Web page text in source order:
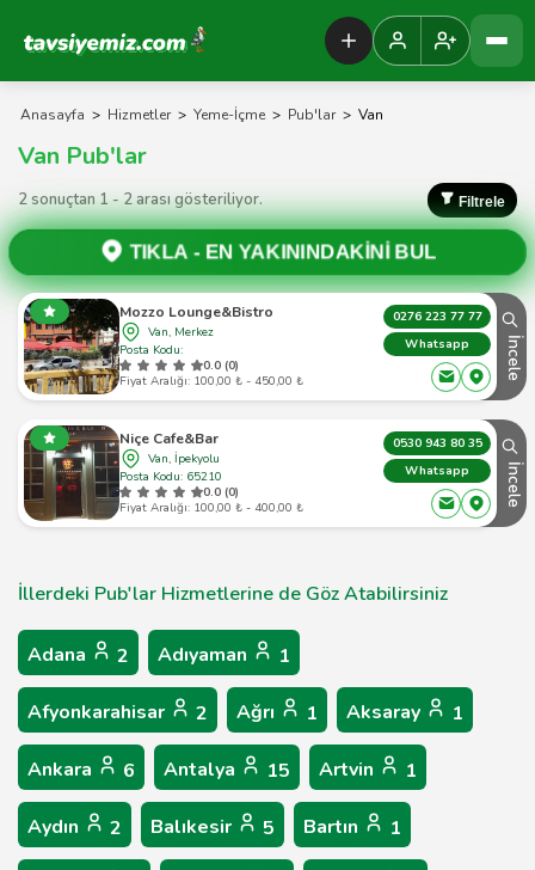
Tavsiyemiz Anasayfa
Anasayfa > Hizmetler > Yeme-İçme > Pub'lar > Van
Van Pub'lar
2 sonuçtan 1 - 2 arası gösteriliyor. Filtrele
TIKLA -EN YAKININDAKİNİ BUL
Mozzo Lounge&Bistro
Van, Merkez
Posta Kodu:
0.0 (0)
Fiyat Aralığı: 100,00 ₺ - 450,00 ₺
0276 223 77 77
Whatsapp
İncele
Niçe Cafe&Bar
Van, İpekyolu
Posta Kodu: 65210
0.0 (0)
Fiyat Aralığı: 100,00 ₺ - 400,00 ₺
0530 943 80 35
Whatsapp
İncele
İllerdeki Pub'lar Hizmetlerine de Göz Atabilirsiniz
Adana 2 Adıyaman 1
Afyonkarahisar 2 Ağrı 1 Aksaray 1
Ankara 6 Antalya 15 Artvin 1
Aydın 2 Balıkesir 5 Bartın 1